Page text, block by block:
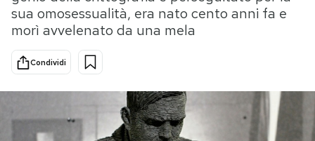
Internet
Scienza
Cultura
Economia
Storie/Idee
Ok Boomer!
Altrecose
Mondiali calcio 2026
sua omosessualità, era nato cento anni fa e
morì avvelenato da una mela
Condividi